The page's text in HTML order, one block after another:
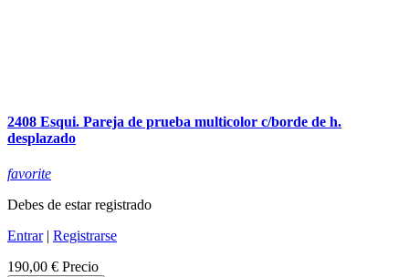
2408 Esqui. Pareja de prueba multicolor c/borde de h.
desplazado
favorite
Debes de estar registrado
Entrar| Registrarse
190,00 € Precio